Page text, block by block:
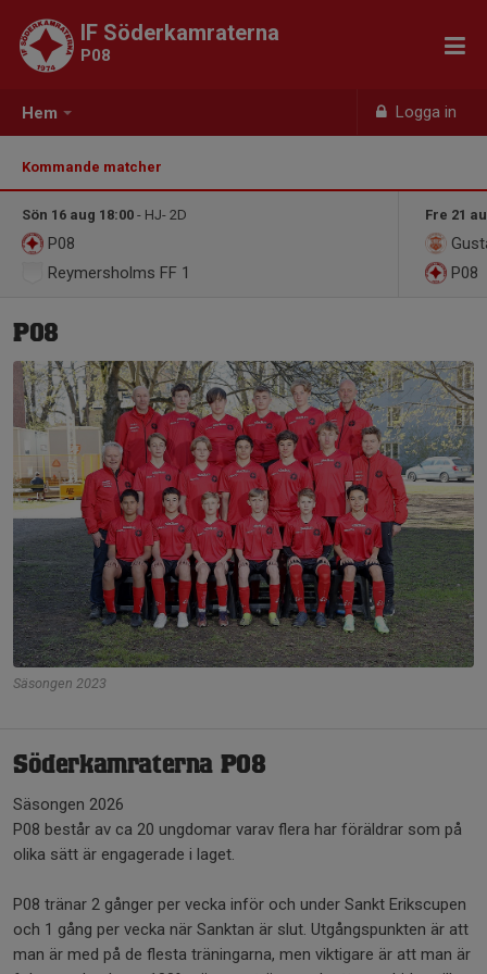
Hem Logga in
IF Söderkamraterna
P08
Kommande matcher
Sön 16 aug 18:00 - HJ- 2D
P08
Reymersholms FF 1
Fre 21
P08
P08
Säsongen 2023
Söderkamraterna P08
Säsongen 2026
P08 består av ca 20 ungdomar varav flera har föräldrar som på
olika sätt är engagerade i laget.
P08 tränar 2 gånger per vecka inför och under Sankt Erikscupen
och 1 gång per vecka när Sanktan är slut. Utgångspunkten är att
man är med på de flesta träningarna, men viktigare är att man är